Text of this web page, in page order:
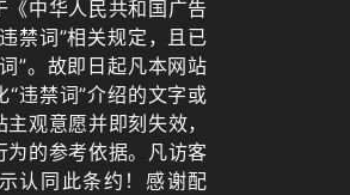
《中华人民共和国广告
禁词”相关规定，且已
”。故即日起凡本网站
违禁词”介绍的文字或
观意愿并即刻失效，
为的参考依据。凡访客
认同此条约！感谢配